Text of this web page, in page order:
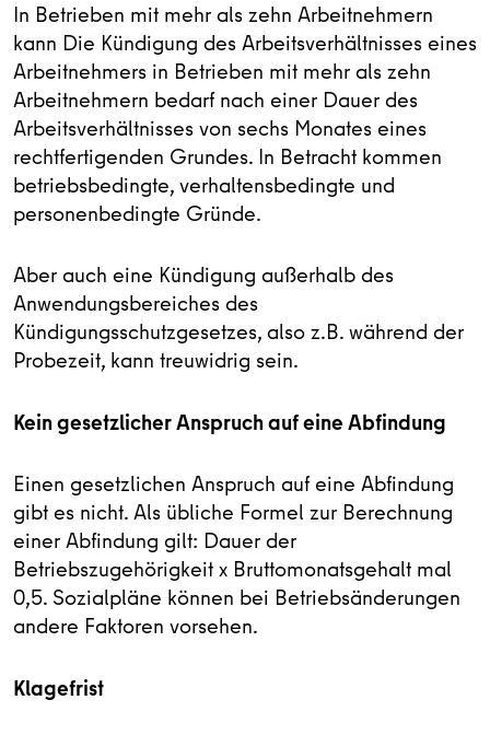
In Betrieben mit mehr als zehn Arbeitnehmern
kann Die Kündigung des Arbeitsverhältnisses eines
Arbeitnehmers in Betrieben mit mehr als zehn
Arbeitnehmern bedarf nach einer Dauer des
Arbeitsverhältnisses von sechs Monates eines
rechtfertigenden Grundes. In Betracht kommen
betriebsbedingte, verhaltensbedingte und
personenbedingte Gründe.
Aber auch eine Kündigung außerhalb des
Anwendungsbereiches des
Kündigungsschutzgesetzes, also z.B. während der
Probezeit, kann treuwidrig sein.
Kein gesetzlicher Anspruch auf eine Abfindung
Einen gesetzlichen Anspruch auf eine Abfindung
gibt es nicht. Als übliche Formel zur Berechnung
einer Abfindung gilt: Dauer der
Betriebszugehörigkeit x Bruttomonatsgehalt mal
0,5. Sozialpläne können bei Betriebsänderungen
andere Faktoren vorsehen.
Klagefrist